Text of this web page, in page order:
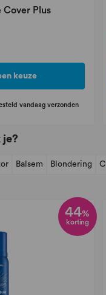
Plus
keuze
vandaag verzonden
je?
Balsem Blondering
44%
korting